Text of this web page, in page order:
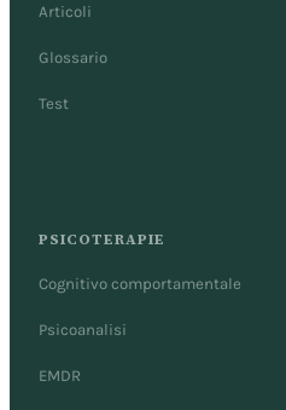
Articoli
Glossario
Test
PSICOTERAPIE
Cognitivo comportamentale
Psicoanalisi
EMDR